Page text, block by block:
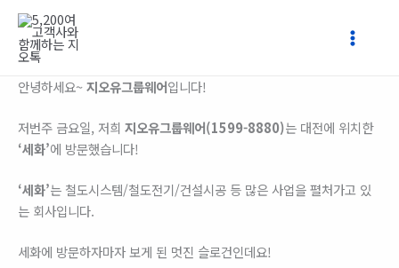
​안녕하세요~지오유그룹웨어입니다!
저번주 금요일, 저희 지오유그룹웨어(1599-8880)는 대전에 위치한
‘세화’에 방문했습니다!
‘세화’는 철도시스템/철도전기/건설시공 등 많은 사업을 펼처가고 있
는 회사입니다.
세화에 방문하자마자 보게 된 멋진 슬로건인데요!